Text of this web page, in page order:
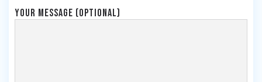
Your message (optional)